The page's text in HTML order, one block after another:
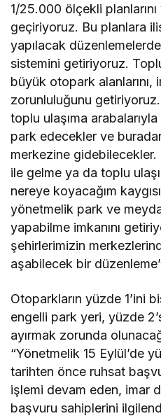
1/25.000 ölçekli
geçiriyoruz. Bu planlara
yapılacak
sistemini getiriyoruz.
büyük otopark alanlarını,
zorunluluğunu
toplu ulaşıma
park edecekler ve
merkezine
ile gelme ya da toplu
nereye koyacağım
yönetmelik park ve
yapabilme imkanını
şehirlerimizin
aşabilecek bir
Otoparkların yüzde 1’ini
engelli park yeri, yüzde
ayırmak zorunda
“Yönetmelik 15 Eylül’de
tarihten önce ruhsat
işlemi devam eden, imar
başvuru sahiplerini